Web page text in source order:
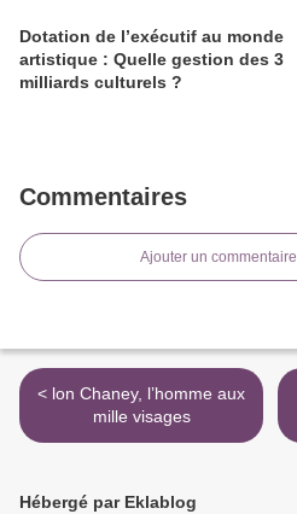
Dotation de l’exécutif au monde
artistique : Quelle gestion des 3
milliards culturels ?
Commentaires
Ajouter un commentaire
< lon Chaney, l’homme aux
mille visages
Hébergé par Eklablog